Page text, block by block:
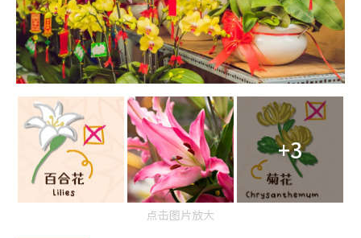
+3
点击图片放大